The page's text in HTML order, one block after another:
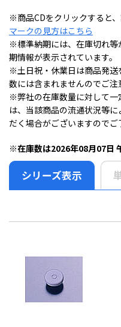
※商品CDをクリックすると、
マークの見方はこちら
※標準納期には、在庫切れ
期情報が表示されています。
※土日祝・休業日は商品発送
数には含まれませんのでご注
※弊社の在庫数量に対して一
は、当該商品の流通状況等
だく場合がございますのでご
※在庫数は2026年08月07日
シリーズ表示